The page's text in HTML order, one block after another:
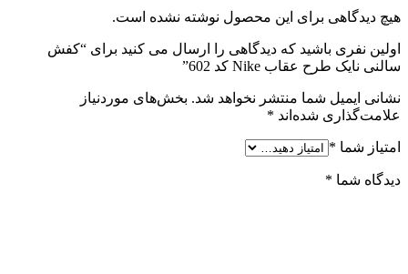
هیچ دیدگاهی برای این محصول نوشته نشده است.
اولین نفری باشید که دیدگاهی را ارسال می کنید برای “کفش
سالنی نایک طرح عقاب Nike کد 602”
نشانی ایمیل شما منتشر نخواهد شد. بخش‌های موردنیاز
علامت‌گذاری شده‌اند *
امتیاز شما *
دیدگاه شما *